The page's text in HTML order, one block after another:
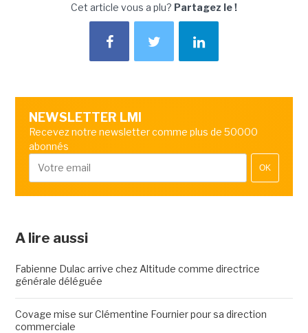
Cet article vous a plu? Partagez le !
NEWSLETTER LMI
Recevez notre newsletter comme plus de 50000
abonnés
OK
A lire aussi
Fabienne Dulac arrive chez Altitude comme directrice
générale déléguée
Covage mise sur Clémentine Fournier pour sa direction
commerciale